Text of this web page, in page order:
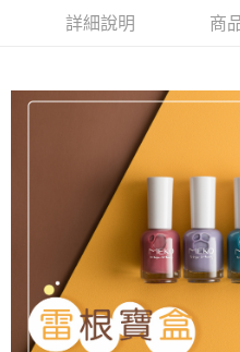
玉山商業銀行
台新國際商業銀行
AFTEE先享後付
【關於「AFTEE先享後付」】
AFTEE先享後付是「在收到商品之
１．簡單：不需註冊會員、不需綁卡
２．便利：只要手機號碼，簡訊認證
３．安心：先確認商品／服務後，再
【「AFTEE先享後付」結帳流程】
１．於結帳方式選擇「AFTEE先享
結帳頁面，進行簡訊認證並確認金
２．訂單成立數日內，您將收到繳
３．收到繳費通知簡訊後14天內，
ATM／網路銀行／等多元方式進行付
※ 請注意：結帳手續完成當下不需
ATM付款
全家取貨付款
每筆NT$65，滿NT$499(含以上
付款後全家取貨
每筆NT$65，滿NT$499(含以上)
詳細說明 商